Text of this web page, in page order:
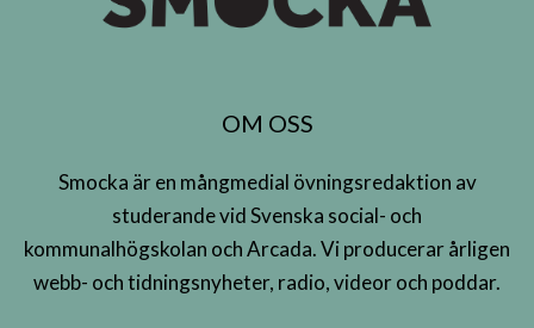
OM OSS
Smocka är en mångmedial övningsredaktion av
studerande vid Svenska social- och
kommunalhögskolan och Arcada. Vi producerar årligen
webb- och tidningsnyheter, radio, videor och poddar.